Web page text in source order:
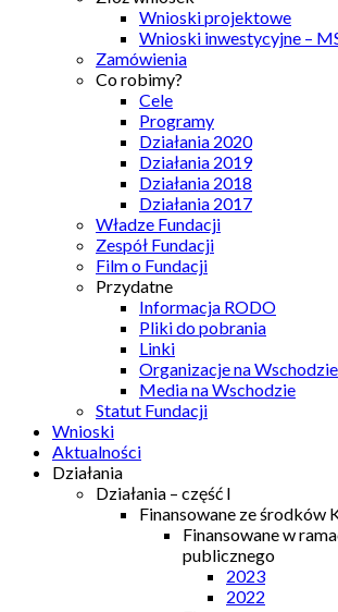
Wnioski projektowe
Wnioski inwestycyjne –
Zamówienia
Co robimy?
Cele
Programy
Działania 2020
Działania 2019
Działania 2018
Działania 2017
Władze Fundacji
Zespół Fundacji
Film o Fundacji
Przydatne
Informacja RODO
Pliki do pobrania
Linki
Organizacje na Wschodzie
Media na Wschodzie
Statut Fundacji
Wnioski
Aktualności
Działania
Działania – część I
Finansowane ze środków
Finansowane w
publicznego
2023
2022